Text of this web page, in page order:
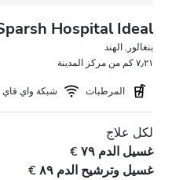
Hospital Ideal
بنغالور, الهند
٧٫٢١ كم من مركز المدينة
المرطبات شبكة واي فاي
لكل علاج
غسيل الدم ٧٩ €
غسيل وترشيح الدم ٨٩ €